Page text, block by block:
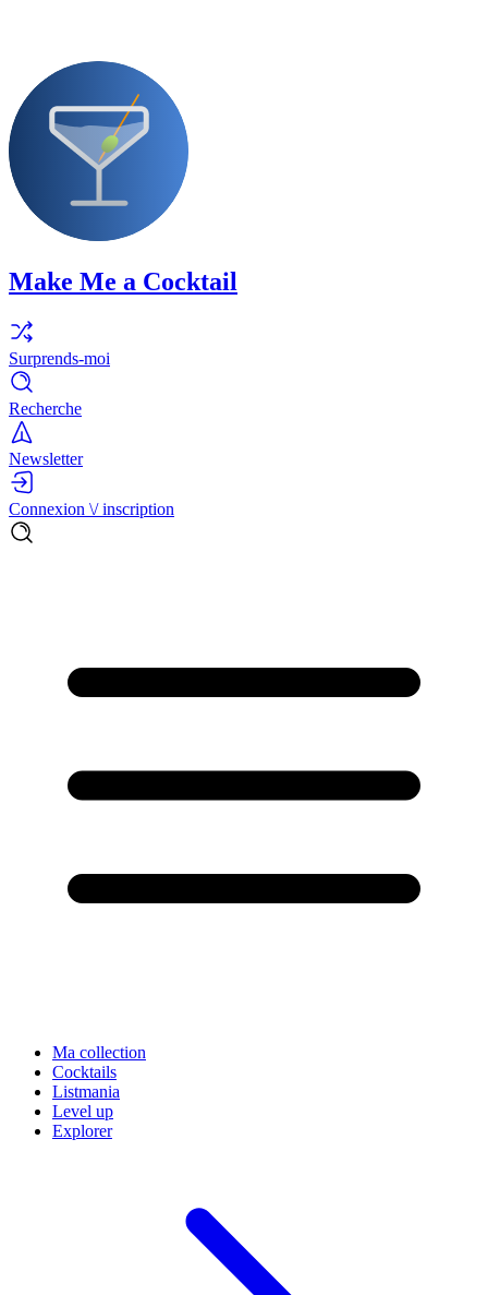
Make Me a Cocktail
Surprends-moi
Recherche
Newsletter
Connexion \/ inscription
Ma collection
Cocktails
Listmania
Level up
Explorer